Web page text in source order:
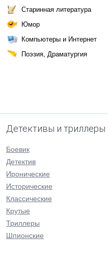
Старинная литература
Юмор
Компьютеры и Интернет
Поэзия, Драматургия
Детективы и триллеры
Боевик
Детектив
Иронические
Исторические
Классические
Крутые
Триллеры
Шпионские